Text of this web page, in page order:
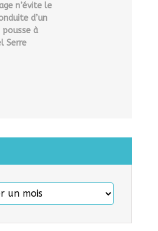
n’évite le
d’un
pousse à
Serre